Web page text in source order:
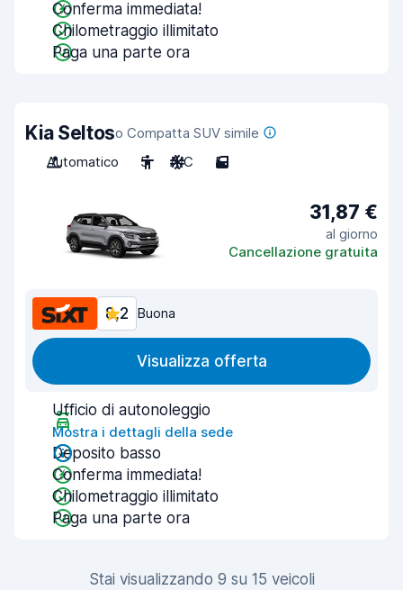
Conferma immediata!
Chilometraggio illimitato
Paga una parte ora
Kia Seltoso Compatta SUV simile
Automatico
5 A/C 5
31,87 €
al giorno
Cancellazione gratuita
8,2 Buona
Visualizza offerta
Ufficio di autonoleggio
Mostra i dettagli della sede
Deposito basso
Conferma immediata!
Chilometraggio illimitato
Paga una parte ora
Stai visualizzando 9 su 15 veicoli